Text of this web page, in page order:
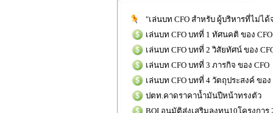
"เล่นบท CFO สำหรับ ผู้บริหารที่ไม่ไ
เล่นบท CFO บทที่ 1 ทัศนคติ ของ CFO
เล่นบท CFO บทที่ 2 วิสัยทัศน์ ของ
เล่นบท CFO บทที่ 3 ภารกิจ ของ CFO
เล่นบท CFO บทที่ 4 วัตถุประสงค์ ของ
ปตท.คาดราคาน้ำมันปีหน้าทรงตัว
BOI อนุมัติส่งเสริมลงทุน10โครงการ